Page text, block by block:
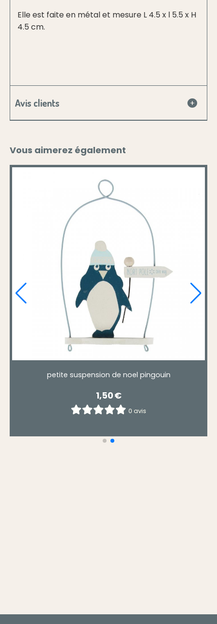
Elle est faite en métal et mesure L 4.5 x l 5.5 x H
4.5 cm.
Avis clients
Vous aimerez également
Boule de noël en métal petite souris
2,90€
0 avis